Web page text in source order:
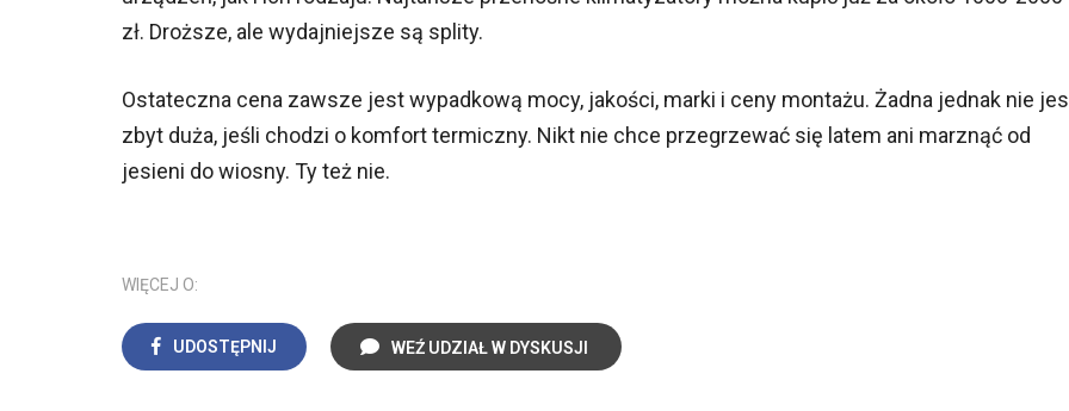
zł. Droższe, ale wydajniejsze są splity.
Ostateczna cena zawsze jest wypadkową mocy, jakości, marki i ceny montażu. Żadna jednak nie
zbyt duża, jeśli chodzi o komfort termiczny. Nikt nie chce przegrzewać się latem ani marznąć od
jesieni do wiosny. Ty też nie.
WIĘCEJ O:
UDOSTĘPNIJ WEŹ UDZIAŁ W DYSKUSJI